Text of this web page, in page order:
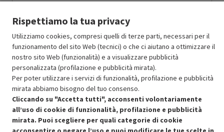
SCONTO RICONDIZIONATI
Approfitta dello sconto del 30% sul prodotto ricondizionato.
Rispettiamo la tua privacy
Utilizziamo cookies, compresi quelli di terze parti, necessari per il
funzionamento del sito Web (tecnici) o che ci aiutano a ottimizzare il
nostro sito Web (funzionalità) e a visualizzare pubblicità
personalizzata (profilazione e pubblicità mirata).
Per poter utilizzare i servizi di funzionalità, profilazione e pubblicità
mirata abbiamo bisogno del tuo consenso.
Cliccando su "Accetta tutti", acconsenti volontariamente
all’uso di cookie di funzionalità, profilazione e pubblicità
mirata. Puoi scegliere per quali categorie di cookie